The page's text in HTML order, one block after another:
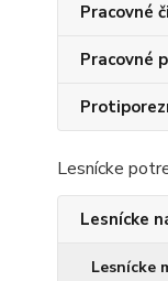
Pracovné
Pracovné
Lesnícke
Lesnícke
Lesnícke